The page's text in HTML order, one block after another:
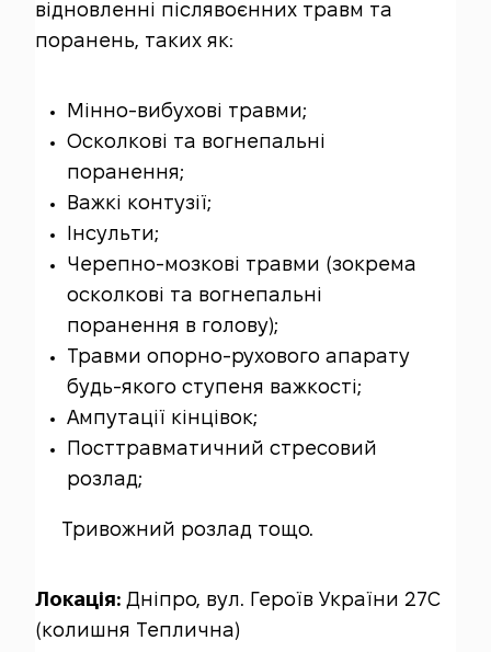
відновленні післявоєнних травм та
поранень, таких як:
Мінно-вибухові травми;
Осколкові та вогнепальні
поранення;
Важкі контузії;
Інсульти;
Черепно-мозкові травми (зокрема
осколкові та вогнепальні
поранення в голову);
Травми опорно-рухового апарату
будь-якого ступеня важкості;
Ампутації кінцівок;
Посттравматичний стресовий
розлад;
Тривожний розлад тощо.
Локація: Дніпро, вул. Героїв України 27С
(колишня Теплична)